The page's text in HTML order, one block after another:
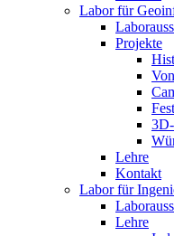
Labor für
Projekte
Lehre
Kontakt
Labor für
Lehre